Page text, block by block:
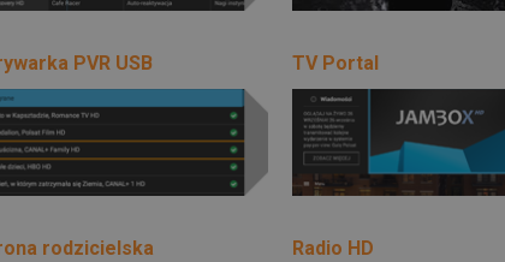
PVR USB TV Portal
rodzicielska Radio HD